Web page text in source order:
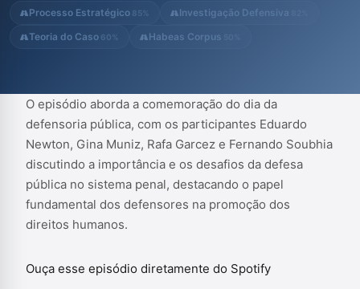
Processo Estratégico 85% Investigação Defensiva
Teoria do Caso 60% Habeas Corpus
O episódio aborda a comemoração do dia da
defensoria pública, com os participantes Eduardo
Newton, Gina Muniz, Rafa Garcez e Fernando Soubhia
discutindo a importância e os desafios da defesa
pública no sistema penal, destacando o papel
fundamental dos defensores na promoção dos
direitos humanos.
Ouça esse episódio diretamente do Spotify